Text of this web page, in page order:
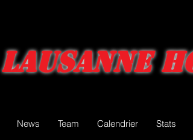
Lausanne
News Team Calendrier Stats